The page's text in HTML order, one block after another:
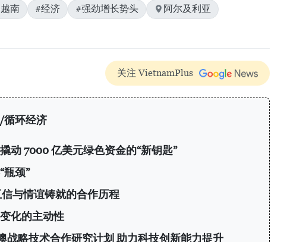
南 #经济 #强劲增长势头
阿尔及利亚
关注 VietnamPlus
循环经济
动 7000 亿美元绿色资金的“新钥匙”
瓶颈”
与情谊铸就的合作历程
化的主动性
战略技术合作研究计划 助力科技创新能力提升